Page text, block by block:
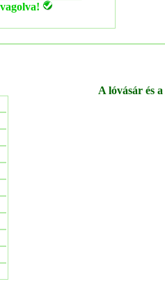
A lóvásár és